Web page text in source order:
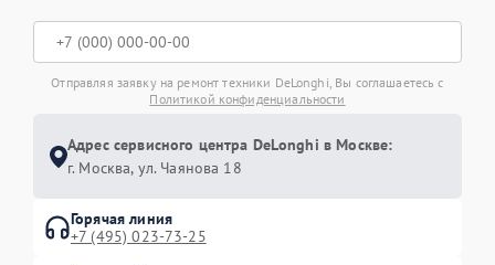
Отправляя заявку на ремонт техники DeLonghi, Вы соглашаетесь с
Политикой конфиденциальности
Адрес сервисного центра DeLonghi в Москве:
г. Москва, ул. Чаянова 18
Горячая линия
+7 (495) 023-73-25